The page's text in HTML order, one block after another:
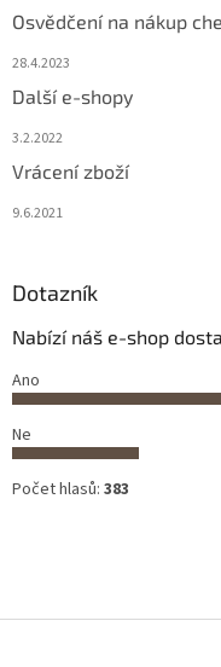
Osvědčení na nákup
28.4.2023
Další e-shopy
3.2.2022
Vrácení zboží
9.6.2021
Dotazník
Nabízí náš e-shop
Ano
Ne
Počet hlasů: 383